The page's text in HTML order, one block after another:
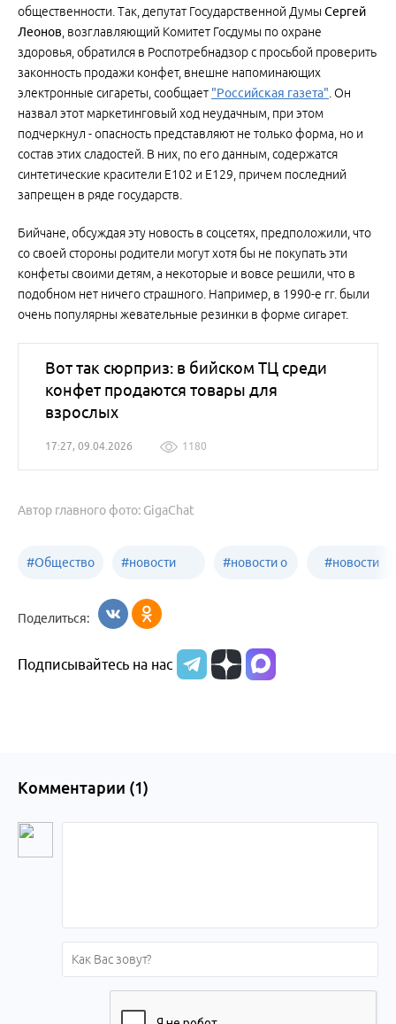
общественности. Так, депутат Государственной Думы Сергей
Леонов, возглавляющий Комитет Госдумы по охране
здоровья, обратился в Роспотребнадзор с просьбой проверить
законность продажи конфет, внешне напоминающих
электронные сигареты, сообщает "Российская газета". Он
назвал этот маркетинговый ход неудачным, при этом
подчеркнул - опасность представляют не только форма, но и
состав этих сладостей. В них, по его данным, содержатся
синтетические красители Е102 и Е129, причем последний
запрещен в ряде государств.
Бийчане, обсуждая эту новость в соцсетях, предположили, что
со своей стороны родители могут хотя бы не покупать эти
конфеты своими детям, а некоторые и вовсе решили, что в
подобном нет ничего страшного. Например, в 1990-е гг. были
очень популярны жевательные резинки в форме сигарет.
Вот так сюрприз: в бийском ТЦ среди
конфет продаются товары для
взрослых
17:27, 09.04.2026 1180
Автор главного фото: GigaChat
#Общество #новости
образования
#новости о
Алтайского
#новости
Поделиться:
Подписывайтесь на нас
Комментарии (1)